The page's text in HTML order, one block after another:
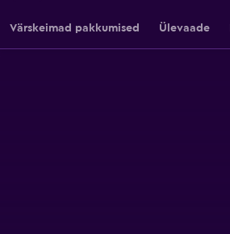
Värskeimad pakkumised Ülevaade